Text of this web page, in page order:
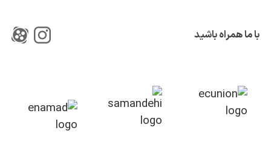
با ما همراه باشید